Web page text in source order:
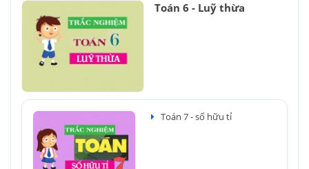
Toán 6 - Luỹ thừa
Toán 7 - số hữu tỉ